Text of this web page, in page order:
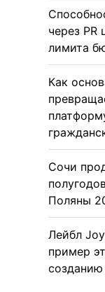
через PR
лимита
Как
Сочи
Поляны
Лейбл
пример
созданию